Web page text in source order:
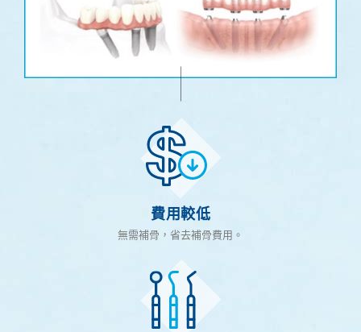
費用較低
無需補骨，省去補骨費用。